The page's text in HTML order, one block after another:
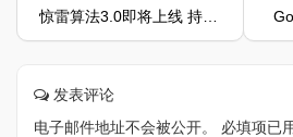
惊雷算法3.0即将上线 持续打击刷点击作弊行为
发表评论
电子邮件地址不会被公开。
必填项已